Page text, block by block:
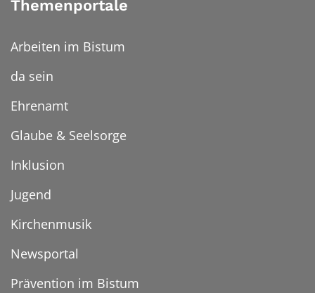
Themenportale
Arbeiten im Bistum
da sein
Ehrenamt
Glaube & Seelsorge
Inklusion
Jugend
Kirchenmusik
Newsportal
Prävention im Bistum